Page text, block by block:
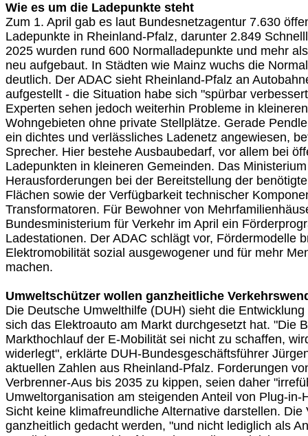
Wie es um die Ladepunkte steht
Zum 1. April gab es laut Bundesnetzagentur 7.630
Ladepunkte in Rheinland-Pfalz, darunter 2.849
2025 wurden rund 600 Normalladepunkte und mehr
neu aufgebaut. In Städten wie Mainz wuchs die
deutlich. Der ADAC sieht Rheinland-Pfalz an
aufgestellt - die Situation habe sich "spürbar
Experten sehen jedoch weiterhin Probleme in
Wohngebieten ohne private Stellplätze. Gerade
ein dichtes und verlässliches Ladenetz angewiesen,
Sprecher. Hier bestehe Ausbaubedarf, vor allem bei
Ladepunkten in kleineren Gemeinden. Das
Herausforderungen bei der Bereitstellung der
Flächen sowie der Verfügbarkeit technischer
Transformatoren. Für Bewohner von
Bundesministerium für Verkehr im April ein
Ladestationen. Der ADAC schlägt vor, Fördermodelle
Elektromobilität sozial ausgewogener und für mehr
machen.
Umweltschützer wollen ganzheitliche
Die Deutsche Umwelthilfe (DUH) sieht die
sich das Elektroauto am Markt durchgesetzt hat. "Die
Markthochlauf der E-Mobilität sei nicht zu schaffen,
widerlegt", erklärte DUH-Bundesgeschäftsführer
aktuellen Zahlen aus Rheinland-Pfalz. Forderungen
Verbrenner-Aus bis 2035 zu kippen, seien daher
Umweltorganisation am steigenden Anteil von Plug-in-
Sicht keine klimafreundliche Alternative darstellen. Die
ganzheitlich gedacht werden, "und nicht lediglich als